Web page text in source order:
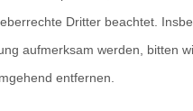
Dritter beachtet.
aufmerksam werden, bitten
entfernen.